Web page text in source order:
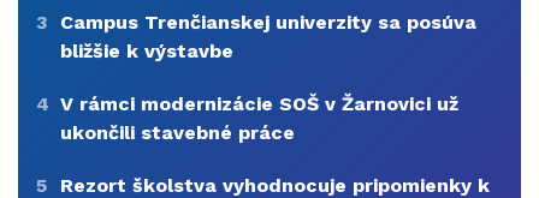
3
Campus Trenčianskej univerzity sa posúva
bližšie k výstavbe
4 V rámci modernizácie SOŠ v Žarnovici už
ukončili stavebné práce
5
Rezort školstva vyhodnocuje pripomienky k